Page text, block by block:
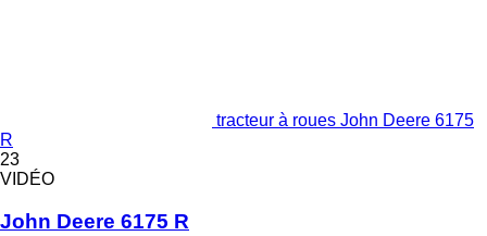
tracteur à roues John Deere 6175
R
23
VIDÉO
John Deere 6175 R